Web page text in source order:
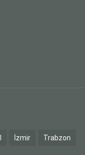
İzmir Trabzon